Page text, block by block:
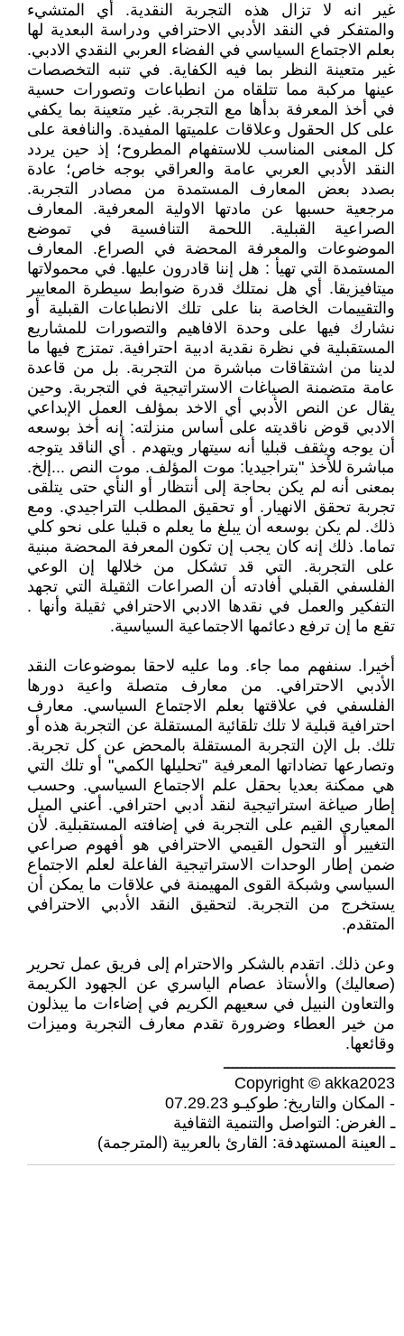
غير انه لا تزال هذه التجربة النقدية. أي المتشيء
والمتفكر في النقد الأدبي الاحترافي ودراسة البعدية لها
بعلم الاجتماع السياسي في الفضاء العربي النقدي الادبي.
غير متعينة النظر بما فيه الكفاية. في تنبه التخصصات
عينها مركبة مما تتلقاه من انطباعات وتصورات حسية
في أخذ المعرفة بدأها مع التجربة. غير متعينة بما يكفي
على كل الحقول وعلاقات علميتها المفيدة. والنافعة على
كل المعنى المناسب للاستفهام المطروح؛ إذ حين يردد
النقد الأدبي العربي عامة والعراقي بوجه خاص؛ عادة
بصدد بعض المعارف المستمدة من مصادر التجربة.
مرجعية حسبها عن مادتها الاولية المعرفية. المعارف
الصراعية القبلية. اللحمة التنافسية في تموضع
الموضوعات والمعرفة المحضة في الصراع. المعارف
المستمدة التي تهيأ : هل إننا قادرون عليها. في محمولاتها
ميتافيزيقا. أي هل نمتلك قدرة ضوابط سيطرة المعايير
والتقييمات الخاصة بنا على تلك الانطباعات القبلية أو
نشارك فيها على وحدة الافاهيم والتصورات للمشاريع
المستقبلية في نظرة نقدية ادبية احترافية. تمتزج فيها ما
لدينا من اشتقاقات مباشرة من التجربة. بل من قاعدة
عامة متضمنة الصياغات الاستراتيجية في التجربة. وحين
يقال عن النص الأدبي أي الاخد بمؤلف العمل الإبداعي
الادبي قوض ناقديته على أساس منزلته: إنه أخذ بوسعه
أن يوجه ويثقف قبليا أنه سيتهار ويتهدم . أي الناقد يتوجه
مباشرة للأخذ "بتراجيديا: موت المؤلف. موت النص ...إلخ.
بمعنى أنه لم يكن بحاجة إلى أنتظار أو النأي حتى يتلقى
تجربة تحقق الانهيار. أو تحقيق المطلب التراجيدي. ومع
ذلك. لم يكن بوسعه أن يبلغ ما يعلم ه قبليا على نحو كلي
تماما. ذلك إنه كان يجب إن تكون المعرفة المحضة مبنية
على التجربة. التي قد تشكل من خلالها إن الوعي
الفلسفي القبلي أفادته أن الصراعات الثقيلة التي تجهد
التفكير والعمل في نقدها الادبي الاحترافي ثقيلة وأنها .
تقع ما إن ترفع دعائمها الاجتماعية السياسية.
أخيرا. سنفهم مما جاء. وما عليه لاحقا بموضوعات النقد
الأدبي الاحترافي. من معارف متصلة واعية دورها
الفلسفي في علاقتها بعلم الاجتماع السياسي. معارف
احترافية قبلية لا تلك تلقائية المستقلة عن التجربة هذه أو
تلك. بل الإن التجربة المستقلة بالمحض عن كل تجربة.
وتصارعها تضاداتها المعرفية "تحليلها الكمي" أو تلك التي
هي ممكنة بعديا بحقل علم الاجتماع السياسي. وحسب
إطار صياغة استراتيجية لنقد أدبي احترافي. أعني الميل
المعياري القيم على التجربة في إضافته المستقبلية. لأن
التغيير أو التحول القيمي الاحترافي هو أفهوم صراعي
ضمن إطار الوحدات الاستراتيجية الفاعلة لعلم الاجتماع
السياسي وشبكة القوى المهيمنة في علاقات ما يمكن أن
يستخرج من التجربة. لتحقيق النقد الأدبي الاحترافي
المتقدم.
وعن ذلك. اتقدم بالشكر والاحترام إلى فريق عمل تحرير
(صعاليك) والأستاذ عصام الياسري عن الجهود الكريمة
والتعاون النبيل في سعيهم الكريم في إضاءات ما يبذلون
من خير العطاء وضرورة تقدم معارف التجربة وميزات
وقائعها.
ــــــــــــــــــــــــــــــــــــــ
Copyright © akka2023
- المكان والتاريخ: طوكيـو 07.29.23
ـ الغرض: التواصل والتنمية الثقافية
ـ العينة المستهدفة: القارئ بالعربية (المترجمة)